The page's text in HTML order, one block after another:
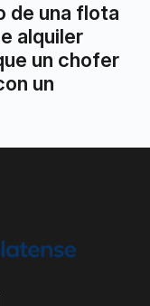
de una flota
alquiler
un chofer
un